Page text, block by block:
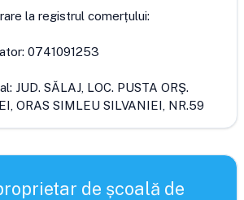
la registrul comerțului:
0741091253
JUD. SĂLAJ, LOC. PUSTA ORŞ.
ORAS SIMLEU SILVANIEI, NR.59
de școală de